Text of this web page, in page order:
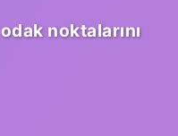
odak noktalarını